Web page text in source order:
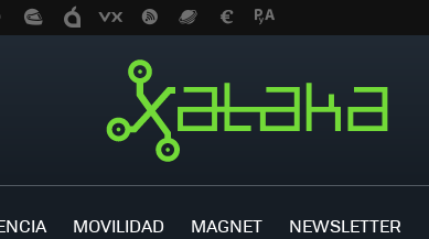
MOVILIDAD MAGNET NEWSLETTER